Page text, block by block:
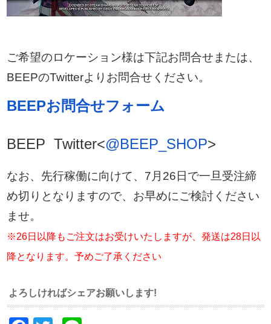
ご希望のロケーション様は下記お問合せまたは、
BEEPのTwitterよりお問合せください。
BEEPお問合せフォーム
BEEP Twitter<@BEEP_SHOP>
なお、先行稼働に向けて、7月26日で一旦受注締
め切りとなりますので、お早めにご検討ください
ませ。
※26日以降もご注文はお受けいたしますが、発送は28日以
降となります。予めご了承ください
よろしければシェアお願いします!